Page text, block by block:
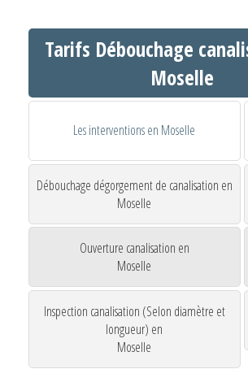
Tarifs Débouchage
Moselle
Les interventions en Moselle
Débouchage dégorgement de canalisation en
Moselle
Ouverture canalisation en
Moselle
Inspection canalisation (Selon diamètre et
longueur) en
Moselle